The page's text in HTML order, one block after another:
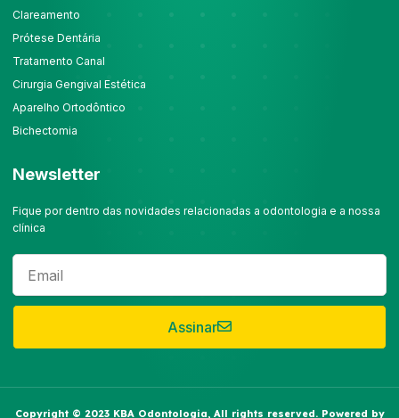
Clareamento
Prótese Dentária
Tratamento Canal
Cirurgia Gengival Estética
Aparelho Ortodôntico
Bichectomia
Newsletter
Fique por dentro das novidades relacionadas a odontologia e a nossa
clínica
Assinar
Copyright © 2023 KBA Odontologia, All rights reserved. Powered by